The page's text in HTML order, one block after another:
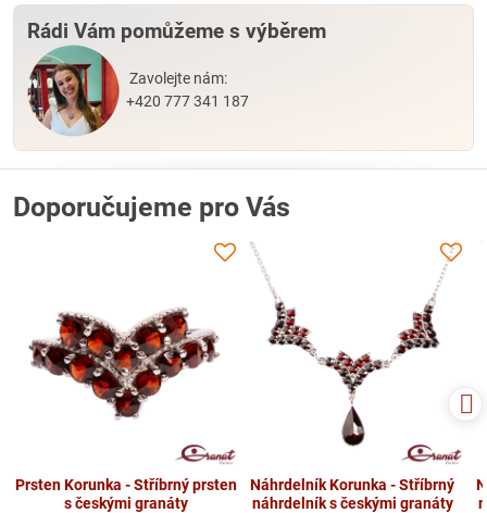
Rádi Vám pomůžeme s výběrem
Zavolejte nám:
+420 777 341 187
Doporučujeme pro Vás
Prsten Korunka - Stříbrný prsten
s českými granáty
Náhrdelník Korunka - Stříbrný
náhrdelník s českými granáty